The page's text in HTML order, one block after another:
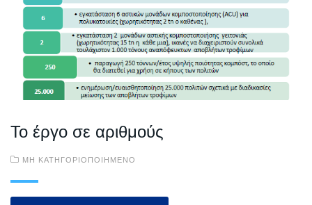
Το έργο σε αριθμούς
ΜΗ ΚΑΤΗΓΟΡΙΟΠΟΙΗΜΈΝΟ